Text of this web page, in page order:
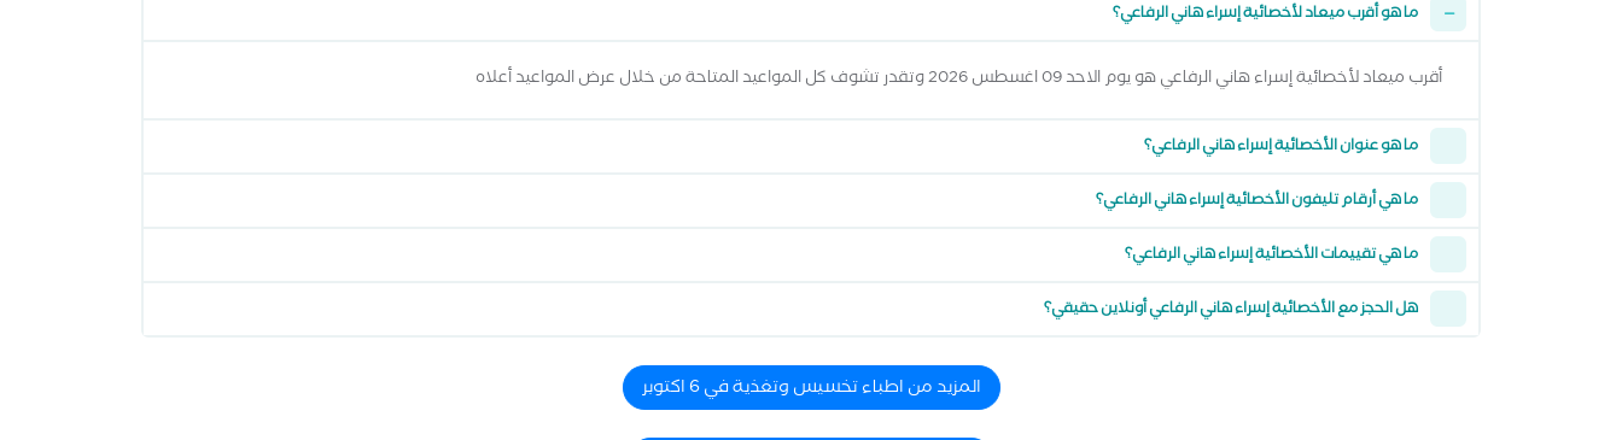
ما هو أقرب ميعاد لأخصائية إسراء هاني الرفاعي؟
أقرب ميعاد لأخصائية إسراء هاني الرفاعي هو يوم الاحد 09 اغسطس 2026 وتقدر تشوف كل المواعيد المتاحة من خلال عرض المواعيد أعلاه
ما هو عنوان الأخصائية إسراء هاني الرفاعي؟
ما هي أرقام تليفون الأخصائية إسراء هاني الرفاعي؟
ما هي تقييمات الأخصائية إسراء هاني الرفاعي؟
هل الحجز مع الأخصائية إسراء هاني الرفاعي أونلاين حقيقي؟
المزيد من اطباء تخسيس وتغذية في 6 اكتوبر